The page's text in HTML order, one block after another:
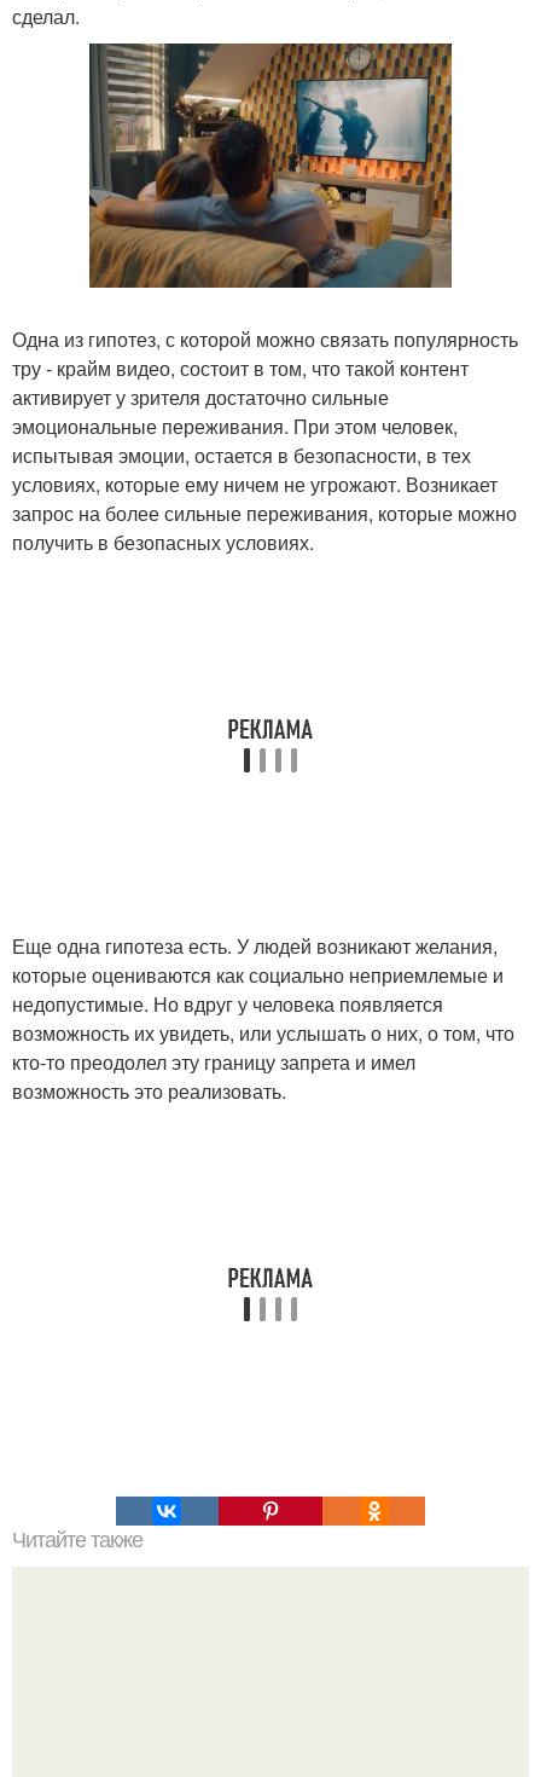
сделал.
Одна из гипотез, с которой можно связать популярность
тру - крайм видео, состоит в том, что такой контент
активирует у зрителя достаточно сильные
эмоциональные переживания. При этом человек,
испытывая эмоции, остается в безопасности, в тех
условиях, которые ему ничем не угрожают. Возникает
запрос на более сильные переживания, которые можно
получить в безопасных условиях.
Еще одна гипотеза есть. У людей возникают желания,
которые оцениваются как социально неприемлемые и
недопустимые. Но вдруг у человека появляется
возможность их увидеть, или услышать о них, о том, что
кто-то преодолел эту границу запрета и имел
возможность это реализовать.
Читайте также